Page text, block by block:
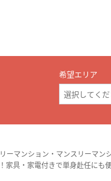
希望エリア
ーマンション・マンスリーマ
具・家電付きで単身赴任にも便